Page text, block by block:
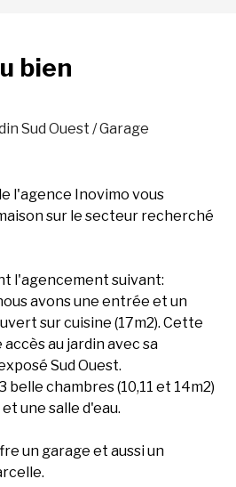
bien
Sud Ouest / Garage
l'agence Inovimo vous
sur le secteur recherché
l'agencement suivant:
avons une entrée et un
sur cuisine (17m2). Cette
au jardin avec sa
Sud Ouest.
belle chambres (10,11 et 14m2)
une salle d'eau.
un garage et aussi un